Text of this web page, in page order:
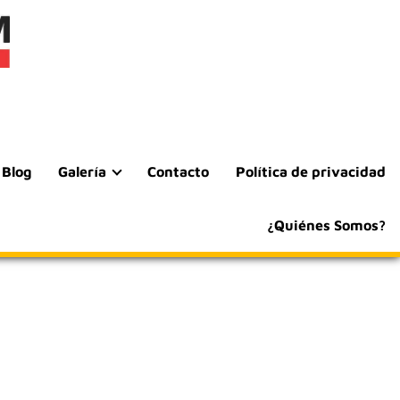
Blog Galería Contacto Política de privacidad
¿Quiénes Somos?